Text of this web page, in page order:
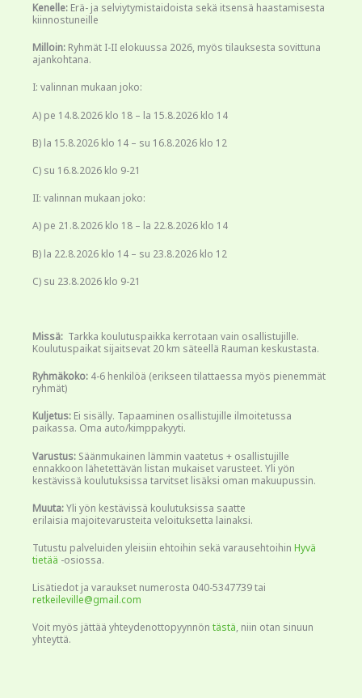
Kenelle: Erä- ja selviytymistaidoista sekä itsensä haastamisesta
kiinnostuneille
Milloin: Ryhmät I-II elokuussa 2026, myös tilauksesta sovittuna
ajankohtana.
I: valinnan mukaan joko:
A) pe 14.8.2026 klo 18 – la 15.8.2026 klo 14
B) la 15.8.2026 klo 14 – su 16.8.2026 klo 12
C) su 16.8.2026 klo 9-21
II: valinnan mukaan joko:
A) pe 21.8.2026 klo 18 – la 22.8.2026 klo 14
B) la 22.8.2026 klo 14 – su 23.8.2026 klo 12
C) su 23.8.2026 klo 9-21
Missä: Tarkka koulutuspaikka kerrotaan vain osallistujille.
Koulutuspaikat sijaitsevat 20 km säteellä Rauman keskustasta.
Ryhmäkoko: 4-6 henkilöä (erikseen tilattaessa myös pienemmät
ryhmät)
Kuljetus: Ei sisälly. Tapaaminen osallistujille ilmoitetussa
paikassa. Oma auto/kimppakyyti.
Varustus: Säänmukainen lämmin vaatetus + osallistujille
ennakkoon lähetettävän listan mukaiset varusteet. Yli yön
kestävissä koulutuksissa tarvitset lisäksi oman makuupussin.
Muuta:Yli yön kestävissä koulutuksissa saatte
erilaisia majoitevarusteita veloituksetta lainaksi.
Tutustu palveluiden yleisiin ehtoihin sekä varausehtoihin Hyvä
tietää -osiossa.
Lisätiedot ja varaukset numerosta 040-5347739 tai
retkeileville@gmail.com
Voit myös jättää yhteydenottopyynnön tästä, niin otan sinuun
yhteyttä.